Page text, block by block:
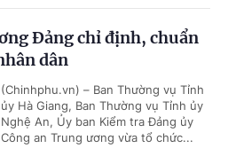
Đảng chỉ định, chuẩn
dân
(Chinhphu.vn) – Ban Thường vụ Tỉnh
ủy Hà Giang, Ban Thường vụ Tỉnh ủy
Nghệ An, Ủy ban Kiểm tra Đảng ủy
Công an Trung ương vừa tổ chức...